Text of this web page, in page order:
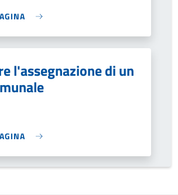
l'assegnazione di un